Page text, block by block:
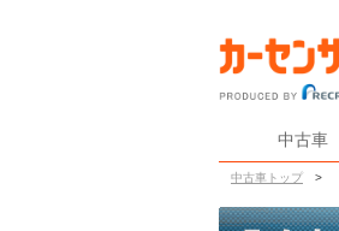
中古車
中古車トップ >